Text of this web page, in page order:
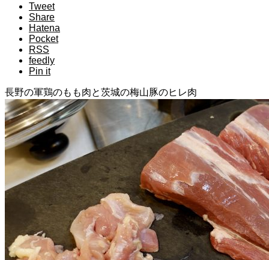
Tweet
Share
Hatena
Pocket
RSS
feedly
Pin it
長野の軍鶏のもも肉と茨城の梅山豚のヒレ肉